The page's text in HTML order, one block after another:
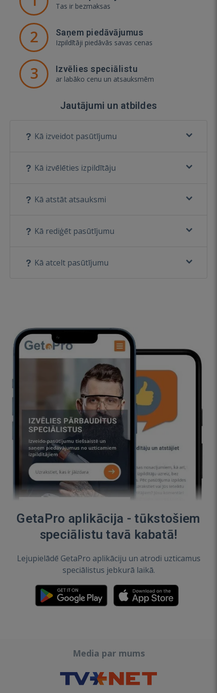
Tas ir bezmaksas
2 Saņem piedāvājumus
Izpildītāji piedāvās savas cenas
3 Izvēlies speciālistu
ar labāko cenu un atsauksmēm
Jautājumi un atbildes
Kā izveidot pasūtījumu
Kā izvēlēties izpildītāju
Kā atstāt atsauksmi
Kā rediģēt pasūtījumu
Kā atcelt pasūtījumu
GetaPro aplikācija - tūkstošiem
speciālistu tavā kabatā!
Lejupielādē GetaPro aplikāciju un atrodi uzticamus
speciālistus jebkurā laikā.
Media par mums